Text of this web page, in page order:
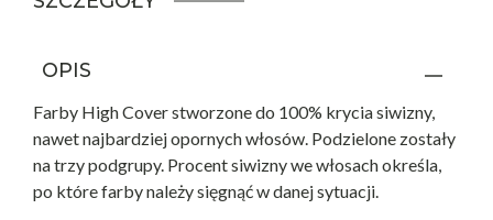
OPIS
Farby High Cover stworzone do 100% krycia siwizny,
nawet najbardziej opornych włosów. Podzielone zostały
na trzy podgrupy. Procent siwizny we włosach określa,
po które farby należy sięgnąć w danej sytuacji.